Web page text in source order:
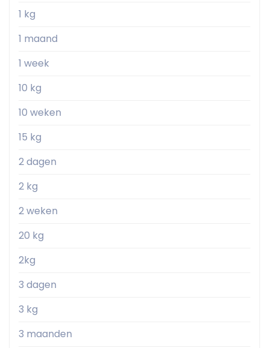
1 kg
1 maand
1 week
10 kg
10 weken
15 kg
2 dagen
2 kg
2 weken
20 kg
2kg
3 dagen
3 kg
3 maanden